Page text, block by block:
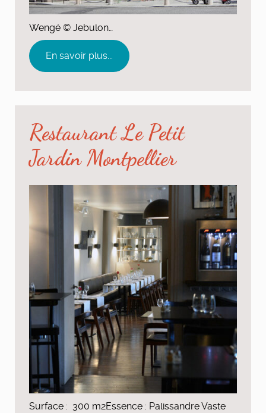
Wengé © Jebulon…
En savoir plus...
Restaurant Le Petit
Jardin Montpellier
Surface : 300 m2Essence : Palissandre Vaste